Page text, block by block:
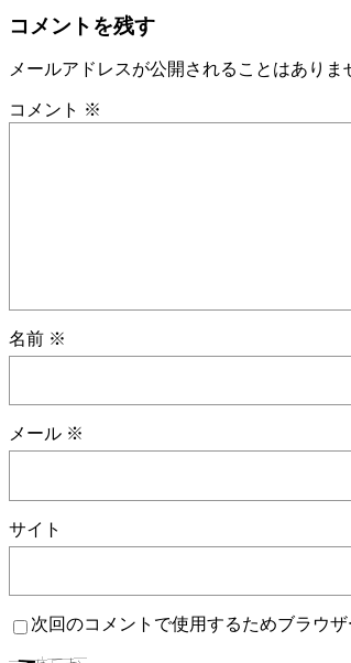
コメントを残す
メールアドレスが公開されることはありま
コメント ※
名前 ※
メール ※
サイト
次回のコメントで使用するためブラウ